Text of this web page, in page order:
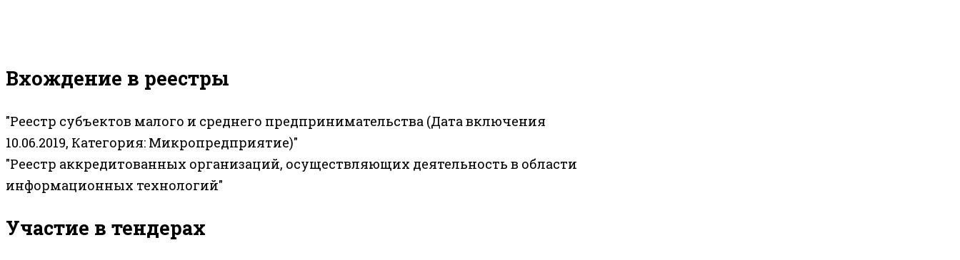
Вхождение в реестры
"Реестр субъектов малого и среднего предпринимательства (Дата включения
10.06.2019, Категория: Микропредприятие)"
"Реестр аккредитованных организаций, осуществляющих деятельность в области
информационных технологий"
Участие в тендерах